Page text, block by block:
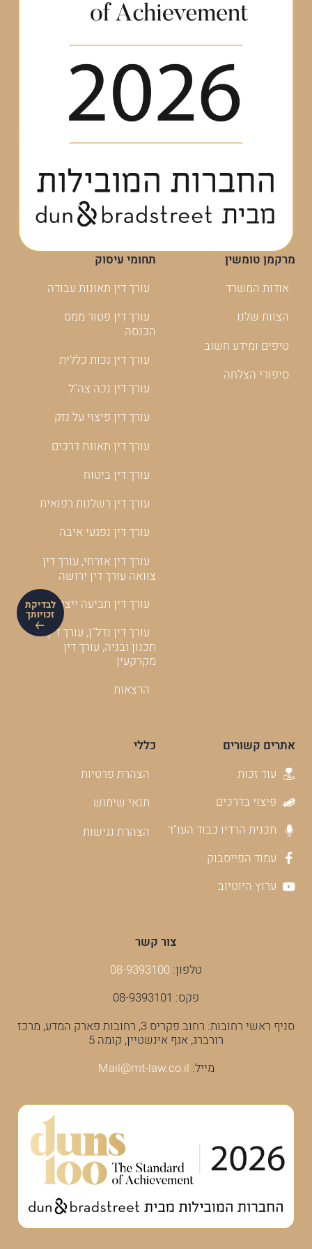
לבדיקת
זכויותך
מרקמן טומשין
אודות המשרד
הצוות שלנו
טיפים ומידע חשוב
סיפורי הצלחה
תחומי עיסוק
עורך דין תאונות עבודה
עורך דין פטור ממס
הכנסה
עורך דין נכות כללית
עורך דין נכה צה"ל
עורך דין פיצוי על נזק
עורך דין תאונת דרכים
עורך דין ביטוח
עורך דין רשלנות רפואית
עורך דין נפגעי איבה
עורך דין אזרחי, עורך דין
צוואה עורך דין ירושה
עורך דין תביעה ייצוגית
עורך דין נדל"ן, עורך דין
תכנון ובניה, עורך דין
מקרקעין
הרצאות
אתרים קשורים
עוד זכות
פיצוי בדרכים
תכנית הרדיו כבוד העו"ד
עמוד הפייסבוק
ערוץ היוטיוב
כללי
הצהרת פרטיות
תנאי שימוש
הצהרת נגישות
צור קשר
טלפון: 08-9393100
פקס: 08-9393101
סניף ראשי רחובות: רחוב פקריס 3, רחובות פארק המדע, מרכז
רורברג, אגף אינשטיין, קומה 5
מייל: Mail@mt-law.co.il